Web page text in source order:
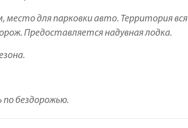
место для парковки авто. Территория вся
Предоставляется надувная лодка.
бездорожью.